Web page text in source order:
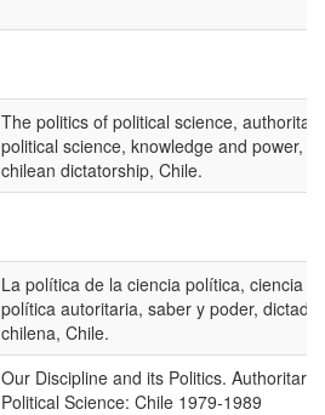
The politics of political science,
political science, knowledge and power,
chilean dictatorship, Chile.
La política de la ciencia política, ciencia
política autoritaria, saber y poder,
chilena, Chile.
Our Discipline and its Politics.
Political Science: Chile 1979-1989